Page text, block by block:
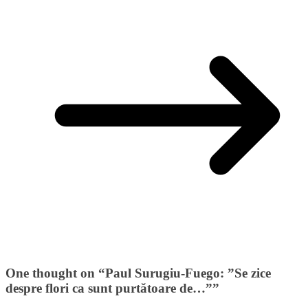
One thought on “Paul Surugiu-Fuego: ”Se zice
despre flori ca sunt purtătoare de…””